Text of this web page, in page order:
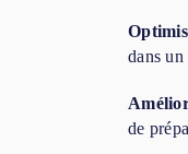
dans un
de